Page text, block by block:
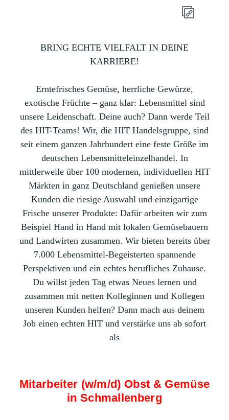
BRING ECHTE VIELFALT IN DEINE
KARRIERE!
Erntefrisches Gemüse, herrliche Gewürze,
exotische Früchte – ganz klar: Lebensmittel sind
unsere Leidenschaft. Deine auch? Dann werde Teil
des HIT-Teams! Wir, die HIT Handelsgruppe, sind
seit einem ganzen Jahrhundert eine feste Größe im
deutschen Lebensmitteleinzelhandel. In
mittlerweile über 100 modernen, individuellen HIT
Märkten in ganz Deutschland genießen unsere
Kunden die riesige Auswahl und einzigartige
Frische unserer Produkte: Dafür arbeiten wir zum
Beispiel Hand in Hand mit lokalen Gemüsebauern
und Landwirten zusammen. Wir bieten bereits über
7.000 Lebensmittel-Begeisterten spannende
Perspektiven und ein echtes berufliches Zuhause.
Du willst jeden Tag etwas Neues lernen und
zusammen mit netten Kolleginnen und Kollegen
unseren Kunden helfen? Dann mach aus deinem
Job einen echten HIT und verstärke uns ab sofort
als
Mitarbeiter (w/m/d) Obst & Gemüse
in Schmallenberg